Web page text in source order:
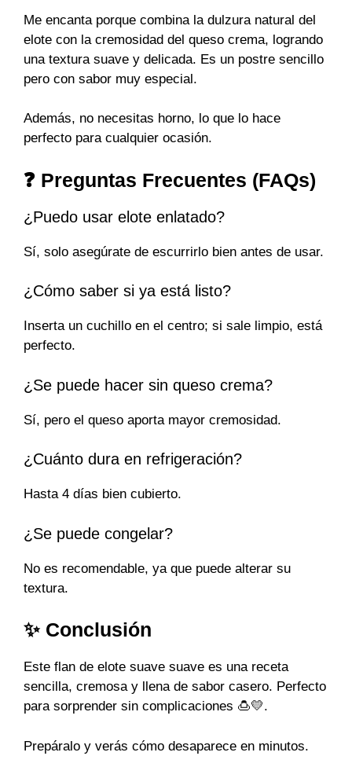
Me encanta porque combina la dulzura natural del
elote con la cremosidad del queso crema, logrando
una textura suave y delicada. Es un postre sencillo
pero con sabor muy especial.
Además, no necesitas horno, lo que lo hace
perfecto para cualquier ocasión.
❓ Preguntas Frecuentes (FAQs)
¿Puedo usar elote enlatado?
Sí, solo asegúrate de escurrirlo bien antes de usar.
¿Cómo saber si ya está listo?
Inserta un cuchillo en el centro; si sale limpio, está
perfecto.
¿Se puede hacer sin queso crema?
Sí, pero el queso aporta mayor cremosidad.
¿Cuánto dura en refrigeración?
Hasta 4 días bien cubierto.
¿Se puede congelar?
No es recomendable, ya que puede alterar su
textura.
✨ Conclusión
Este flan de elote suave suave es una receta
sencilla, cremosa y llena de sabor casero. Perfecto
para sorprender sin complicaciones 🍮💛.
Prepáralo y verás cómo desaparece en minutos.